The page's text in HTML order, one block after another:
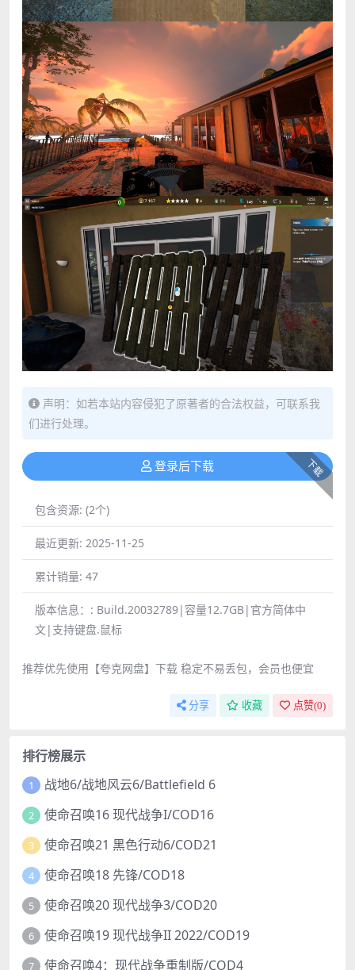
声明：如若本站内容侵犯了原著者的合法权益，可联系我
们进行处理。
下载
登录后下载
包含资源: (2个)
最近更新: 2025-11-25
累计销量: 47
版本信息：: Build.20032789|容量12.7GB|官方简体中
文|支持键盘.鼠标
推荐优先使用【夸克网盘】下载 稳定不易丢包，会员也便宜
分享 收藏 点赞(0)
排行榜展示
1 战地6/战地风云6/Battlefield 6
2 使命召唤16 现代战争I/COD16
3 使命召唤21 黑色行动6/COD21
4 使命召唤18 先锋/COD18
5 使命召唤20 现代战争3/COD20
6 使命召唤19 现代战争II 2022/COD19
7 使命召唤4：现代战争重制版/COD4